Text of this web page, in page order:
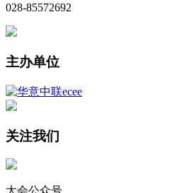
028-85572692
主办单位
关注我们